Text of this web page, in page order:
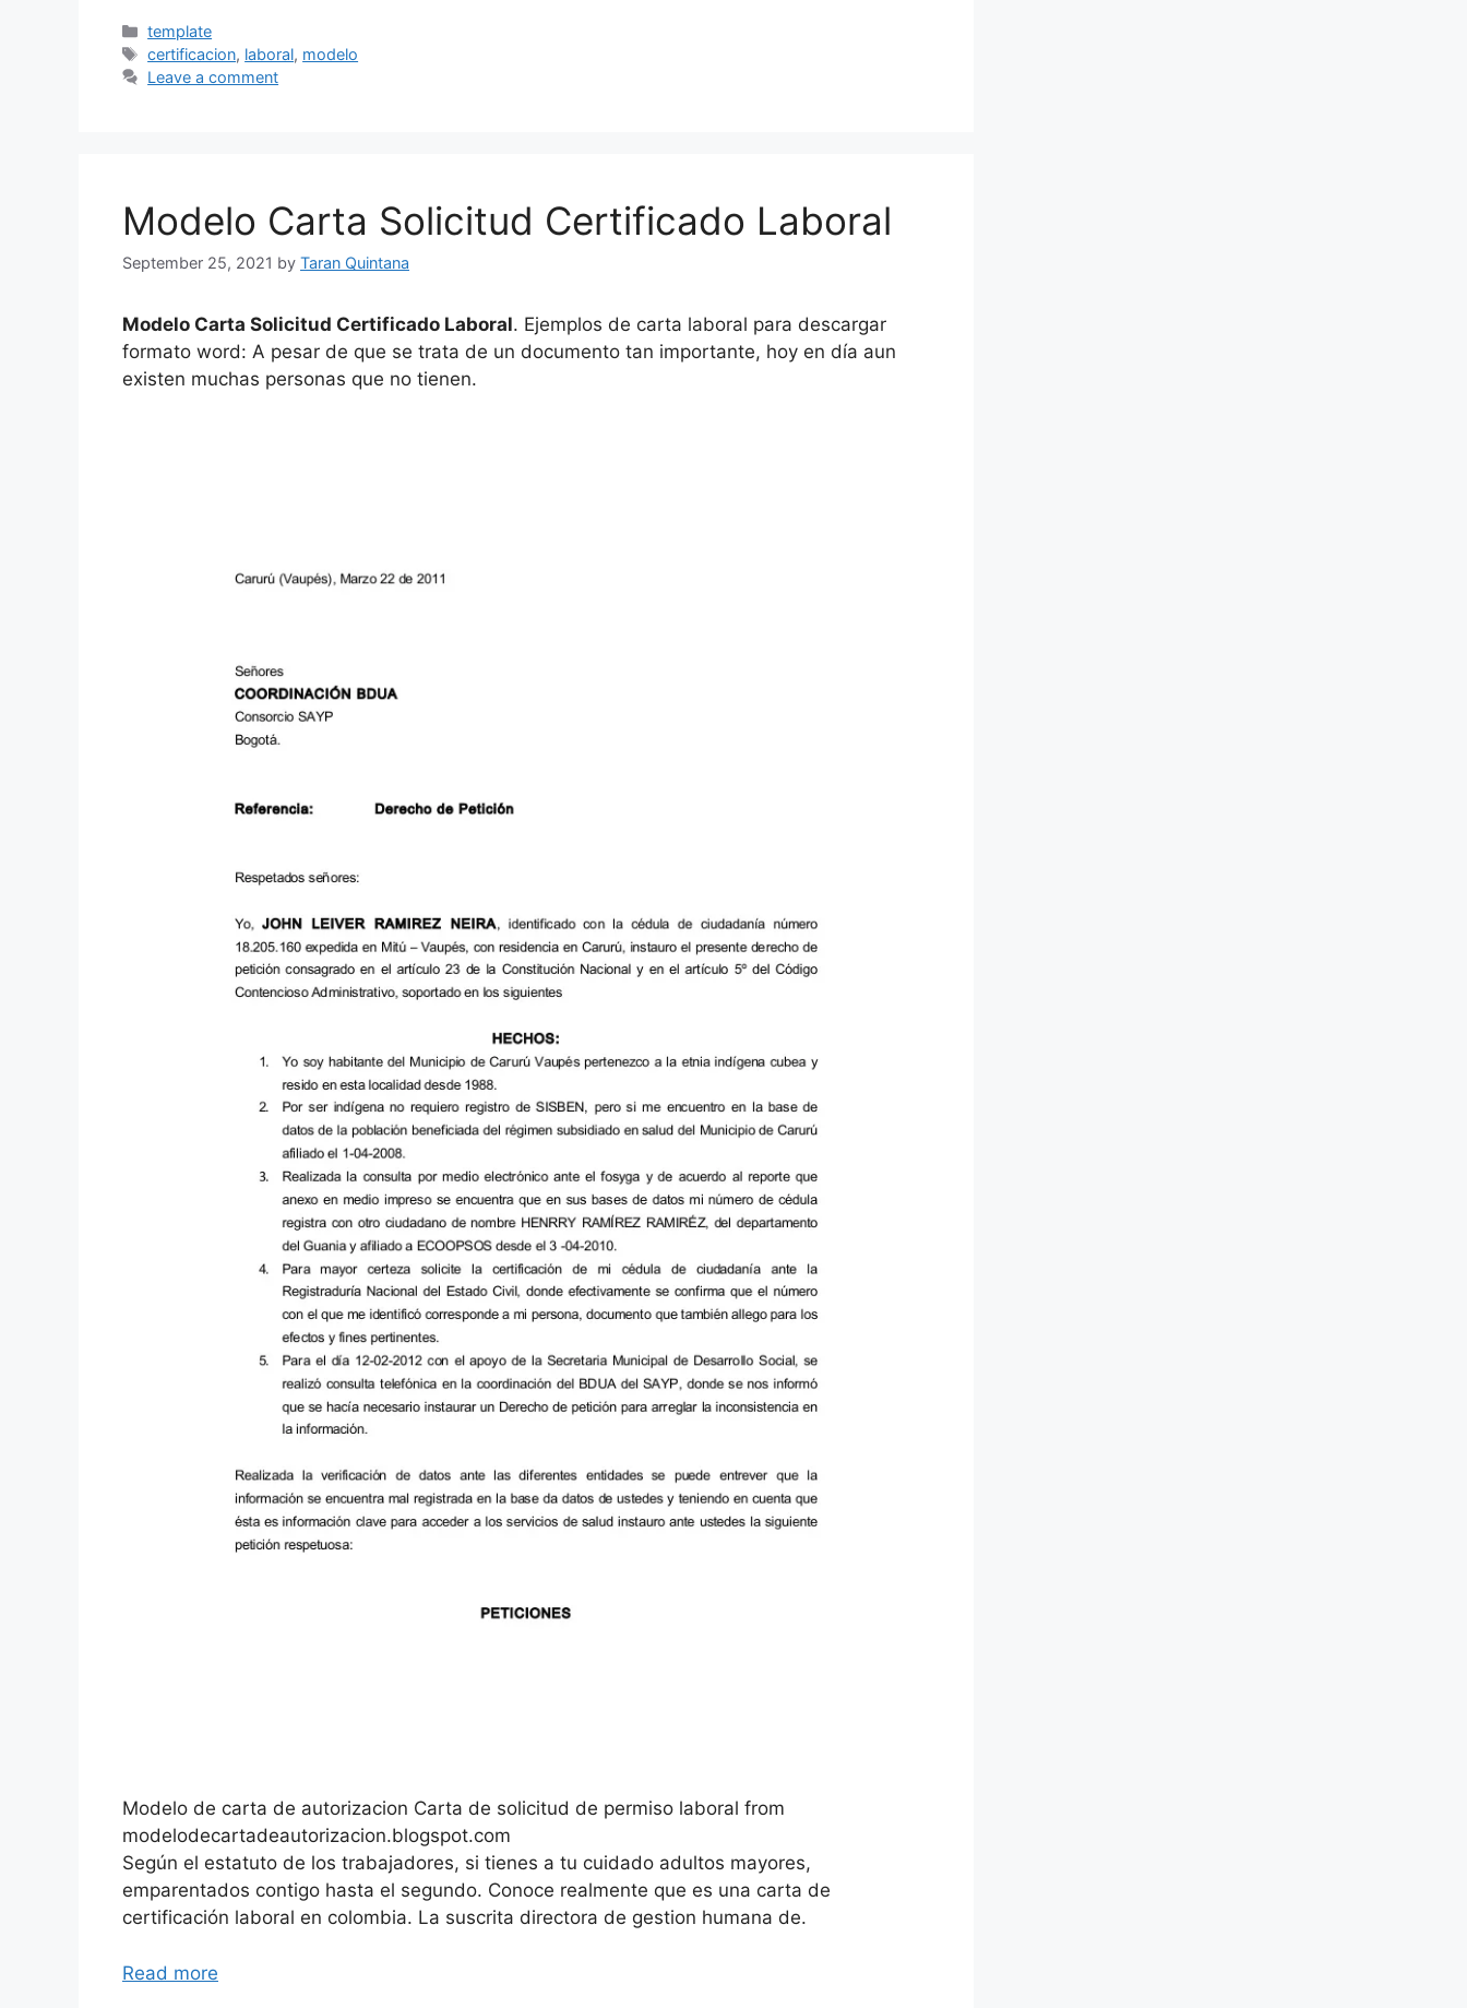
Categories
template
Tags
certificacion, laboral, modelo
Leave a comment
Modelo Carta Solicitud Certificado Laboral
September 25, 2021 by Taran Quintana
Modelo Carta Solicitud Certificado Laboral. Ejemplos de carta laboral para descargar
formato word: A pesar de que se trata de un documento tan importante, hoy en día aun
existen muchas personas que no tienen.
Modelo de carta de autorizacion Carta de solicitud de permiso laboral from
modelodecartadeautorizacion.blogspot.com
Según el estatuto de los trabajadores, si tienes a tu cuidado adultos mayores,
emparentados contigo hasta el segundo. Conoce realmente que es una carta de
certificación laboral en colombia. La suscrita directora de gestion humana de.
Read more